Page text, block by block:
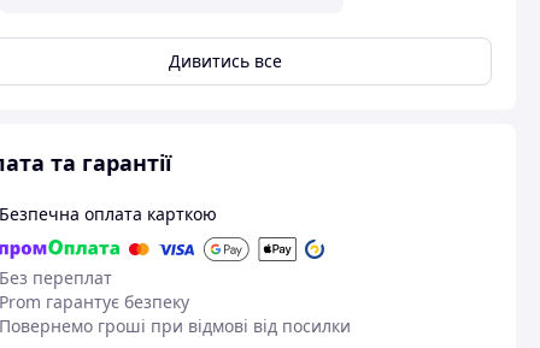
Дивитись все
та гарантії
Безпечна оплата карткою
Без переплат
Prom гарантує безпеку
Повернемо гроші при відмові від посилки